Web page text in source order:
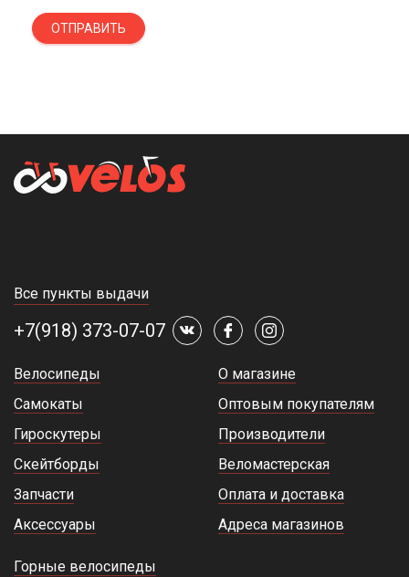
ОТПРАВИТЬ
Все пункты выдачи
+7(918) 373-07-07
Велосипеды
Самокаты
Гироскутеры
Скейтборды
Запчасти
Аксессуары
О магазине
Оптовым покупателям
Производители
Веломастерская
Оплата и доставка
Адреса магазинов
Горные велосипеды